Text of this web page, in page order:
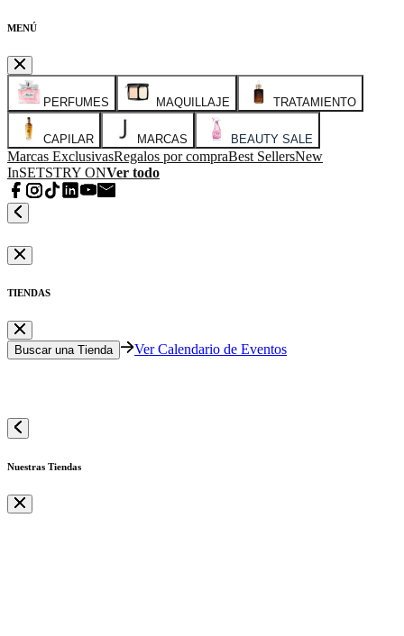
MENÚ
PERFUMES MAQUILLAJE TRATAMIENTO
CAPILAR MARCAS BEAUTY SALE
Marcas ExclusivasRegalos por compraBest SellersNew
InSETSTRY ONVer todo
TIENDAS
Buscar una Tienda Ver Calendario de Eventos
Nuestras Tiendas